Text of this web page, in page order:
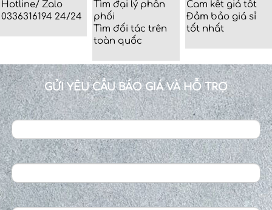
Hotline/ Zalo
0336316194 24/24
Tìm đại lý phân
phối
Tìm đối tác trên
toàn quốc
Cam kết giá tốt
Đảm bảo giá sỉ
tốt nhất
GỬI YÊU CẦU BÁO GIÁ VÀ HỖ TRỢ